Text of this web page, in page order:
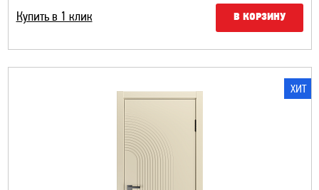
Купить в 1 клик В КОРЗИНУ
ХИТ